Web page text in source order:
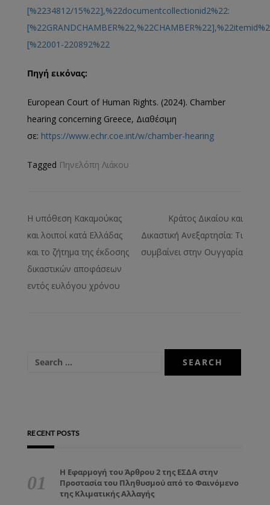
[%2234812/15%22],%22documentcollectionid2%22:
[%22001-220892%22
Πηγή εικόνας:
European Court of Human Rights. (2024). Chamber
hearing concerning Greece, Διαθέσιμη
σε: https://www.echr.coe.int/w/chamber-hearing
Tagged Πηνελόπη Λιάκου
Η υπόθεση Κακαμούκας
και λοιποί κατά Ελλάδας
και το ζήτημα της έκδοσης
δικαστικών αποφάσεων
εντός ευλόγου χρόνου
Kράτος Δικαίου και
Δικαστική Ανεξαρτησία: Τι
συμβαίνει στην Ουγγαρία
RECENT POSTS
Η Εφαρμογή του Άρθρου 2 της ΕΣΔΑ στην
Προστασία του Πληθυσμού από το Φαινόμενο
της Κλιματικής Αλλαγής